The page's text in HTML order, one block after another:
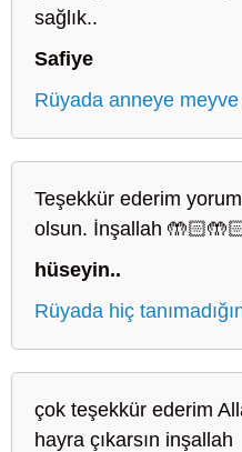
sağlık..
Safiye
Rüyada anneye
Teşekkür ederim
olsun. İnşallah
hüseyin..
Rüyada hiç
çok teşekkür ederim
hayra çıkarsın inşallah